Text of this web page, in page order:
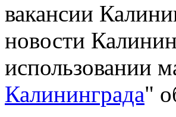
вакансии
новости
использовании
Калининграда"